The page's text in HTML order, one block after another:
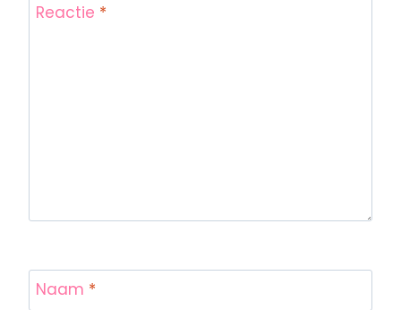
Reactie *
Naam *